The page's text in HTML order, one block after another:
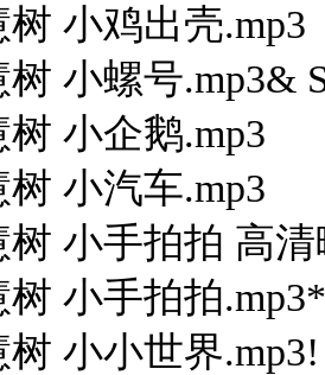
小鸡出壳.mp3
小螺号.mp3&
小企鹅.mp3
小汽车.mp3
小手拍拍 高清
小手拍拍
小小世界